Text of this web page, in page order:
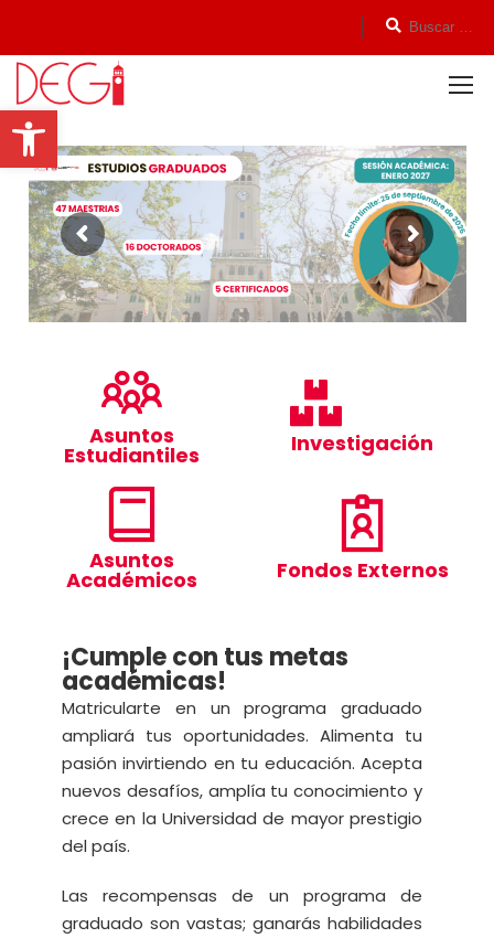
Open toolbar
¡Solicita Admisión!
Asuntos
Estudiantiles Investigación
Asuntos
Académicos Fondos Externos
¡Cumple con tus metas
académicas!
Matricularte en un programa graduado
ampliará tus oportunidades. Alimenta tu
pasión invirtiendo en tu educación. Acepta
nuevos desafíos, amplía tu conocimiento y
crece en la Universidad de mayor prestigio
del país.
Las recompensas de un programa de
graduado son vastas; ganarás habilidades